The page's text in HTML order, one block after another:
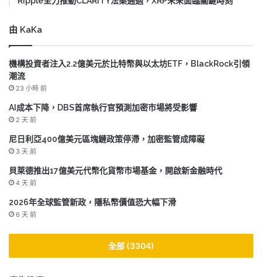
由 KaKa
機構投資者注入2.2億美元於比特幣與以太坊ETF，BlackRock引領
潮流
23 小時 前
AI成本下降，DBS首席執行官預測加密市場將受影響
2 天 前
尼日利亞400億美元區塊鏈政策停滯，加密監管成障礙
3 天 前
貝萊德推出17億美元代幣化貨幣市場基金，開啟新金融時代
4 天 前
2026年全球監管新政，隱私幣價值恐大幅下滑
6 天 前
全部 (3304)